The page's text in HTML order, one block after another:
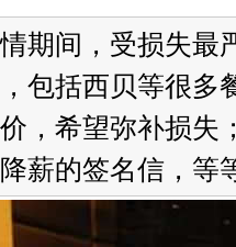
期间，受损失最
包括西贝等很多
，希望弥补损失
薪的签名信，等